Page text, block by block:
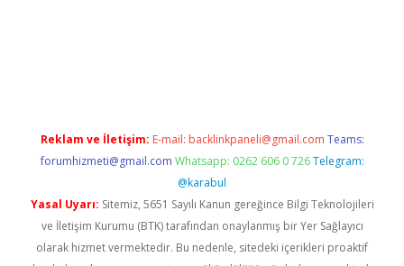
Reklam ve İletişim: E-mail: backlinkpaneli@gmail.com Teams:
forumhizmeti@gmail.com Whatsapp: 0262 606 0 726 Telegram:
@karabul
Yasal Uyarı: Sitemiz, 5651 Sayılı Kanun gereğince Bilgi Teknolojileri
ve İletişim Kurumu (BTK) tarafından onaylanmış bir Yer Sağlayıcı
olarak hizmet vermektedir. Bu nedenle, sitedeki içerikleri proaktif